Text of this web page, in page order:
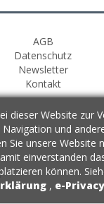
AGB
Datenschutz
Newsletter
Kontakt
dieser Website zur
und
Sie unsere Website
einverstanden
können.
, e-